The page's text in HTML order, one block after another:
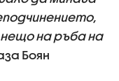
на ръба на
Боян